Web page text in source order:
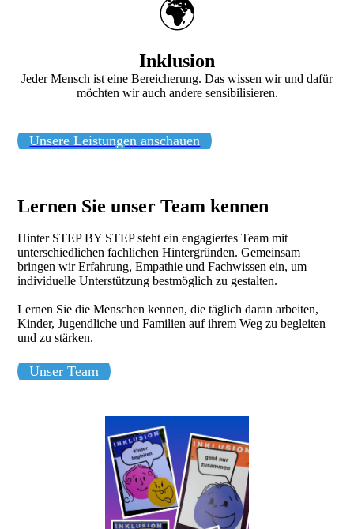
🌍
Inklusion
Jeder Mensch ist eine Bereicherung. Das wissen wir und dafür
möchten wir auch andere sensibilisieren.
Unsere Leistungen anschauen
Lernen Sie unser Team kennen
Hinter STEP BY STEP steht ein engagiertes Team mit
unterschiedlichen fachlichen Hintergründen. Gemeinsam
bringen wir Erfahrung, Empathie und Fachwissen ein, um
individuelle Unterstützung bestmöglich zu gestalten.
Lernen Sie die Menschen kennen, die täglich daran arbeiten,
Kinder, Jugendliche und Familien auf ihrem Weg zu begleiten
und zu stärken.
Unser Team